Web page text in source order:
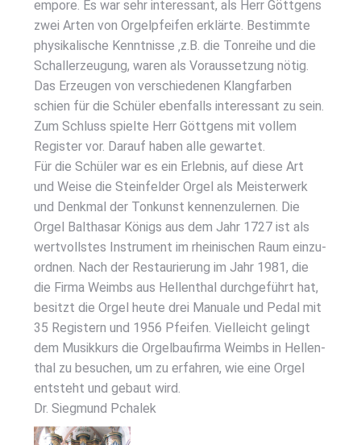
em­po­re. Es war sehr inter­es­sant, als Herr Gött­gens
zwei Arten von Orgel­pfei­fen erklär­te. Bestimm­te
phy­si­ka­li­sche Kennt­nis­se ‚z.B. die Ton­rei­he und die
Schall­erzeu­gung, waren als Vor­aus­set­zung nötig.
Das Erzeu­gen von ver­schie­de­nen Klang­far­ben
schien für die Schü­ler eben­falls inter­es­sant zu sein.
Zum Schluss spiel­te Herr Gött­gens mit vol­lem
Regis­ter vor. Dar­auf haben alle gewar­tet.
Für die Schü­ler war es ein Erleb­nis, auf die­se Art
und Wei­se die Stein­fel­der Orgel als Meis­ter­werk
und Denk­mal der Ton­kunst ken­nen­zu­ler­nen. Die
Orgel Bal­tha­sar Königs aus dem Jahr 1727 ist als
wert­volls­tes Instru­ment im rhei­ni­schen Raum ein­zu­
ord­nen. Nach der Restau­rie­rung im Jahr 1981, die
die Fir­ma Weim­bs aus Hel­len­thal durch­ge­führt hat,
besitzt die Orgel heu­te drei Manua­le und Pedal mit
35 Regis­tern und 1956 Pfei­fen. Viel­leicht gelingt
dem Musik­kurs die Orgel­bau­fir­ma Weim­bs in Hel­len­
thal zu besu­chen, um zu erfah­ren, wie eine Orgel
ent­steht und gebaut wird.
Dr. Sieg­mund Pcha­lek